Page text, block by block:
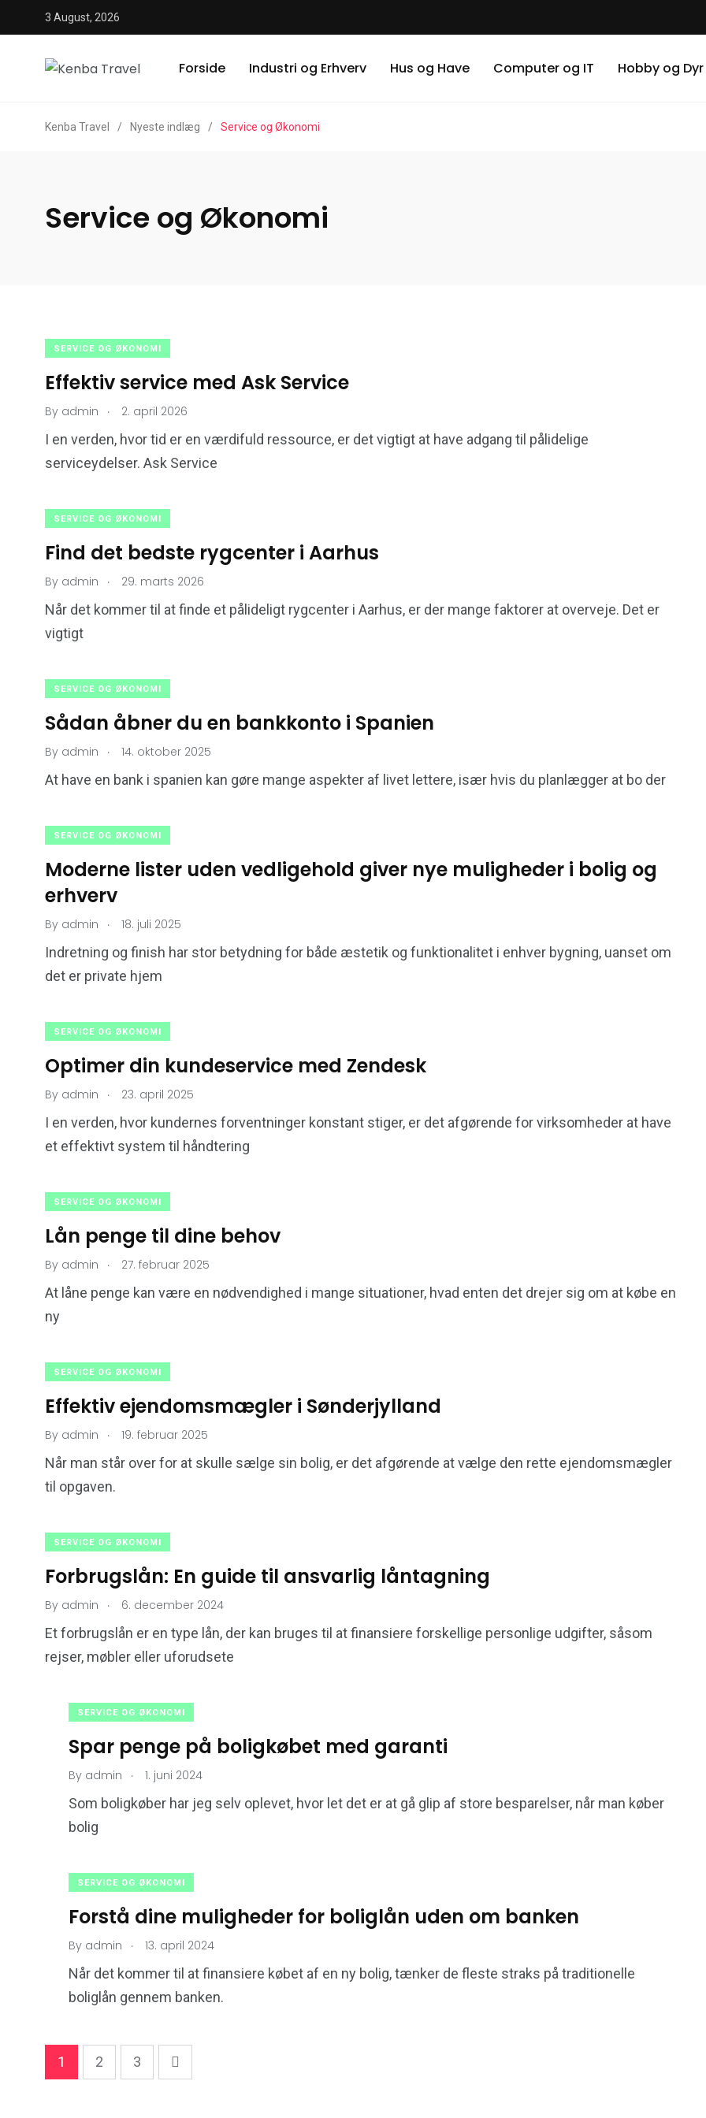
3 August, 2026
Forside Industri og Erhverv Hus og Have Computer og IT Hobby og Dyr
Kenba Travel / Nyeste indlæg / Service og Økonomi
Service og Økonomi
SERVICE OG ØKONOMI
Effektiv service med Ask Service
By admin . 2. april 2026
I en verden, hvor tid er en værdifuld ressource, er det vigtigt at have adgang til pålidelige
serviceydelser. Ask Service
SERVICE OG ØKONOMI
Find det bedste rygcenter i Aarhus
By admin . 29. marts 2026
Når det kommer til at finde et pålideligt rygcenter i Aarhus, er der mange faktorer at overveje. Det er
vigtigt
SERVICE OG ØKONOMI
Sådan åbner du en bankkonto i Spanien
By admin . 14. oktober 2025
At have en bank i spanien kan gøre mange aspekter af livet lettere, især hvis du planlægger at bo der
SERVICE OG ØKONOMI
Moderne lister uden vedligehold giver nye muligheder i bolig og
erhverv
By admin . 18. juli 2025
Indretning og finish har stor betydning for både æstetik og funktionalitet i enhver bygning, uanset om
det er private hjem
SERVICE OG ØKONOMI
Optimer din kundeservice med Zendesk
By admin . 23. april 2025
I en verden, hvor kundernes forventninger konstant stiger, er det afgørende for virksomheder at have
et effektivt system til håndtering
SERVICE OG ØKONOMI
Lån penge til dine behov
By admin . 27. februar 2025
At låne penge kan være en nødvendighed i mange situationer, hvad enten det drejer sig om at købe en
ny
SERVICE OG ØKONOMI
Effektiv ejendomsmægler i Sønderjylland
By admin . 19. februar 2025
Når man står over for at skulle sælge sin bolig, er det afgørende at vælge den rette ejendomsmægler
til opgaven.
SERVICE OG ØKONOMI
Forbrugslån: En guide til ansvarlig låntagning
By admin . 6. december 2024
Et forbrugslån er en type lån, der kan bruges til at finansiere forskellige personlige udgifter, såsom
rejser, møbler eller uforudsete
SERVICE OG ØKONOMI
Spar penge på boligkøbet med garanti
By admin . 1. juni 2024
Som boligkøber har jeg selv oplevet, hvor let det er at gå glip af store besparelser, når man køber
bolig
SERVICE OG ØKONOMI
Forstå dine muligheder for boliglån uden om banken
By admin . 13. april 2024
Når det kommer til at finansiere købet af en ny bolig, tænker de fleste straks på traditionelle
boliglån gennem banken.
1 2 3
og Have
og Erhverv
7
Kunst og kultur
32
0
Musik Nyheder
23